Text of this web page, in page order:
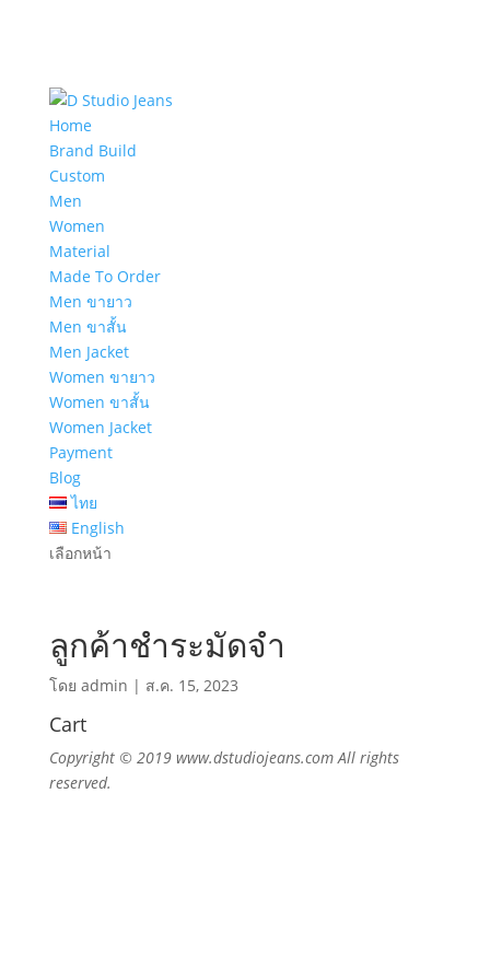
Home
Brand Build
Custom
Men
Women
Material
Made To Order
Men ขายาว
Men ขาสั้น
Men Jacket
Women ขายาว
Women ขาสั้น
Women Jacket
Payment
Blog
ไทย
English
เลือกหน้า
ลูกค้าชำระมัดจำ
โดย admin | ส.ค. 15, 2023
Cart
Copyright © 2019 www.dstudiojeans.com All rights
reserved.